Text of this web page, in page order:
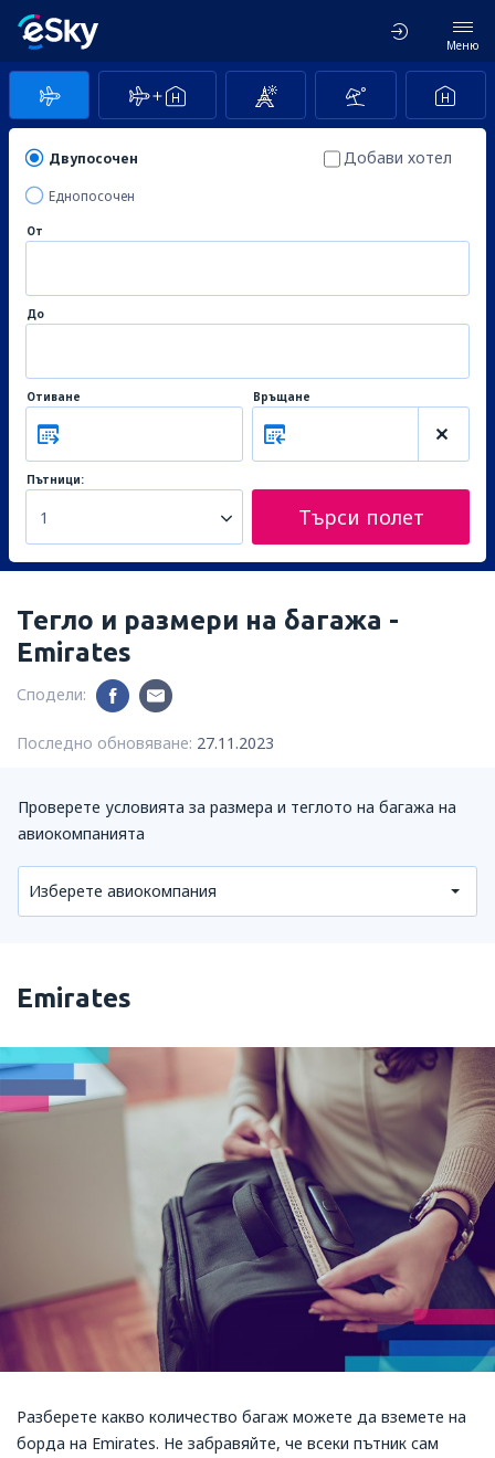
Меню
Двупосочен
Еднопосочен
Добави хотел
От
До
Отиване Връщане
Пътници:
1 Търси полет
Тегло и размери на багажа -
Emirates
Сподели:
Последно обновяване: 27.11.2023
Проверете условията за размера и теглото на багажа на
авиокомпанията
Изберете авиокомпания
Emirates
Разберете какво количество багаж можете да вземете на
борда на Emirates. Не забравяйте, че всеки пътник сам